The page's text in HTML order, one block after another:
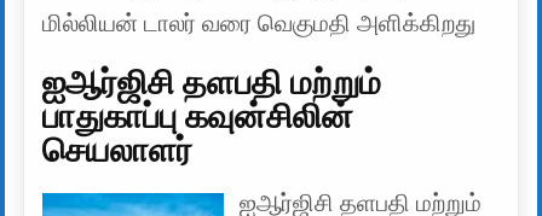
மில்லியன் டாலர் வரை வெகுமதி அளிக்கிறது
ஐஆர்ஜிசி தளபதி மற்றும்
பாதுகாப்பு கவுன்சிலின்
செயலாளர்
ஐஆர்ஜிசி தளபதி மற்றும்